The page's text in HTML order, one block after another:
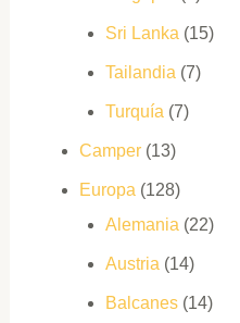
Sri Lanka (15)
Tailandia (7)
Turquía (7)
Camper(13)
Europa (128)
Alemania (22)
Austria (14)
Balcanes(14)